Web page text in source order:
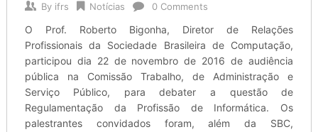
By ifrs Notícias 0 Comments
O Prof. Roberto Bigonha, Diretor de Relações
Profissionais da Sociedade Brasileira de Computação,
participou dia 22 de novembro de 2016 de audiência
pública na Comissão Trabalho, de Administração e
Serviço Público, para debater a questão de
Regulamentação da Profissão de Informática. Os
palestrantes convidados foram, além da SBC,